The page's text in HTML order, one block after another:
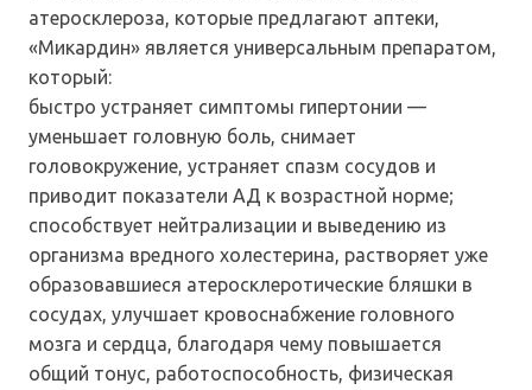
атеросклероза, которые предлагают аптеки,
«Микардин» является универсальным препаратом,
который:
быстро устраняет симптомы гипертонии —
уменьшает головную боль, снимает
головокружение, устраняет спазм сосудов и
приводит показатели АД к возрастной норме;
способствует нейтрализации и выведению из
организма вредного холестерина, растворяет уже
образовавшиеся атеросклеротические бляшки в
сосудах, улучшает кровоснабжение головного
мозга и сердца, благодаря чему повышается
общий тонус, работоспособность, физическая